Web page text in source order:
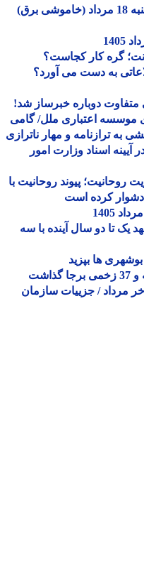
گره کار کجاست؟
به دست می آورد؟
دوباره خبرساز شد!
اعتباری ملل/ گامی
و مهار ناترازی
اسناد وزارت امور
پیوند روحانیت با
کرده است
دو سال آینده با سه
ها بپزید
1405 در اواخر مرداد / جزییات سازمان